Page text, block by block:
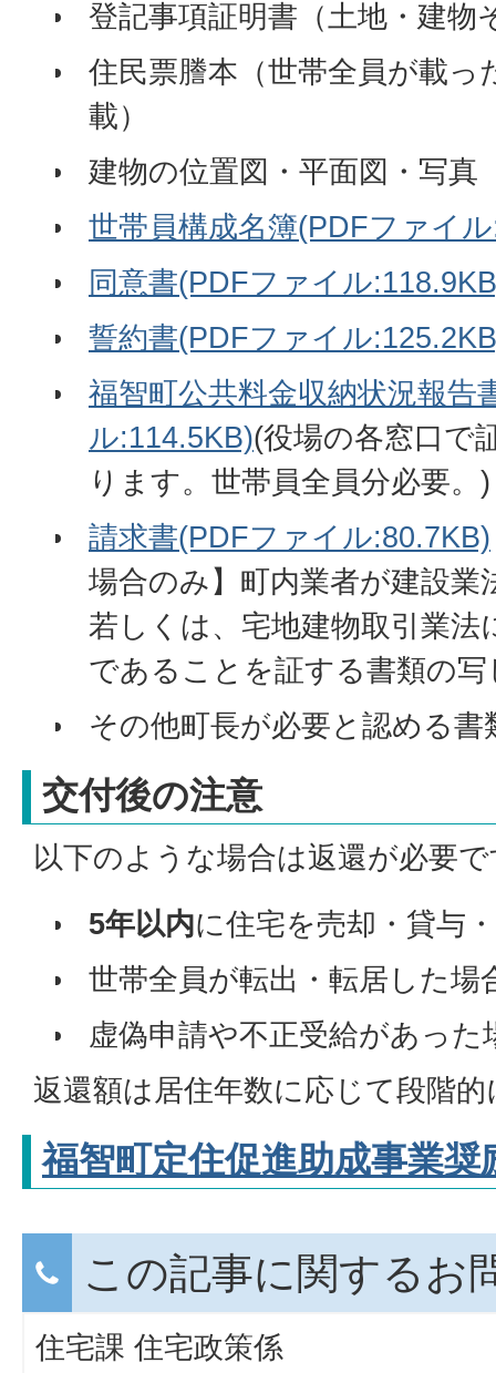
登記事項証明書（土地・建物
住民票謄本（世帯全員が載っ
載）
建物の位置図・平面図・写真
世帯員構成名簿(PDFファイ
同意書(PDFファイル
誓約書(PDFファイル
福智町公共料金収納状況報告
ル:114.5KB)(役場の各窓口で
ります。世帯員全員分必要。)
請求書(PDFファイル:80.7KB)
場合のみ】町内業者が建設業
若しくは、宅地建物取引業
であることを証する書類の写
その他町長が必要と認める書
交付後の注意
以下のような場合は返還が必要
5年以内に住宅を売却・貸与
世帯全員が転出・転居した場
虚偽申請や不正受給があった
返還額は居住年数に応じて段階
福智町定住促進助成事業奨
この記事に関するお
住宅課 住宅政策係